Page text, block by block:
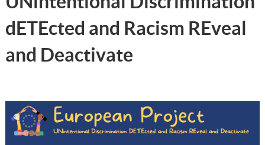
dETEcted and Racism REveal
and Deactivate